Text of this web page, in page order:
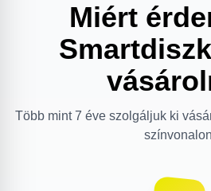
Miért
Több mint 7 éve szolgáljuk ki
színvonalon